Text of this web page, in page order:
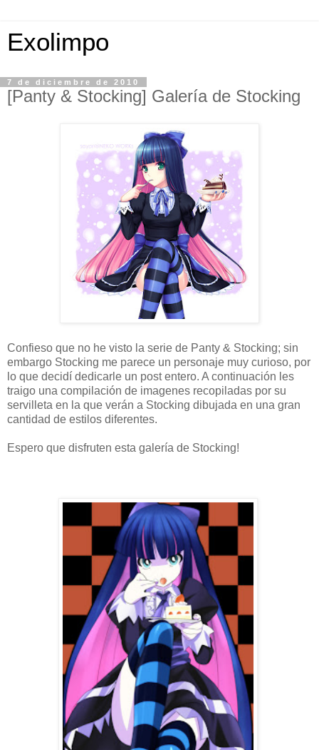
Exolimpo
7 de diciembre de 2010
[Panty & Stocking] Galería de Stocking
Confieso que no he visto la serie de Panty & Stocking; sin
embargo Stocking me parece un personaje muy curioso, por
lo que decidí dedicarle un post entero. A continuación les
traigo una compilación de imagenes recopiladas por su
servilleta en la que verán a Stocking dibujada en una gran
cantidad de estilos diferentes.
Espero que disfruten esta galería de Stocking!